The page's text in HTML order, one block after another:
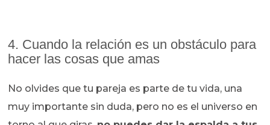
4. Cuando la relación es un obstáculo para
hacer las cosas que amas
No olvides que tu pareja es parte de tu vida, una
muy importante sin duda, pero no es el universo en